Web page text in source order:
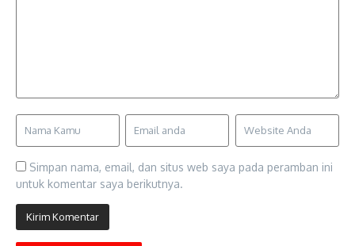
Simpan nama, email, dan situs web saya pada peramban ini
untuk komentar saya berikutnya.